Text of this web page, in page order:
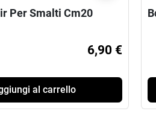
Per Smalti Cm20
6,90 €
al carrello